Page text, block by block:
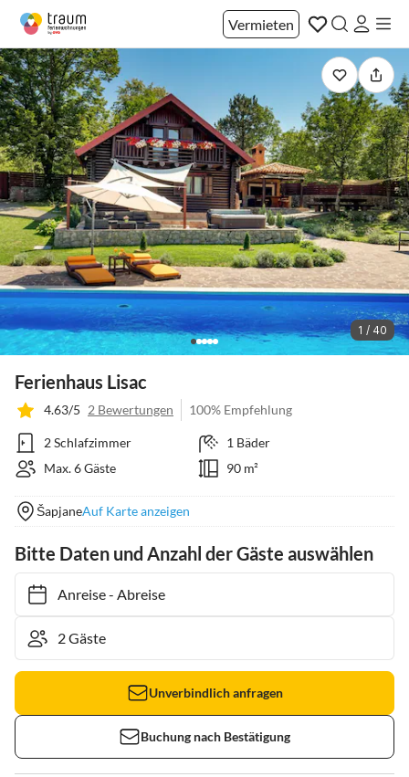
Vermieten
1 / 40
Ferienhaus Lisac
4.63/5 2 Bewertungen 100% Empfehlung
2 Schlafzimmer
1 Bäder
Max. 6 Gäste
90 m²
ŠapjaneAuf Karte anzeigen
Bitte Daten und Anzahl der Gäste auswählen
Anreise- Abreise
Unverbindlich anfragen
Buchung nach Bestätigung